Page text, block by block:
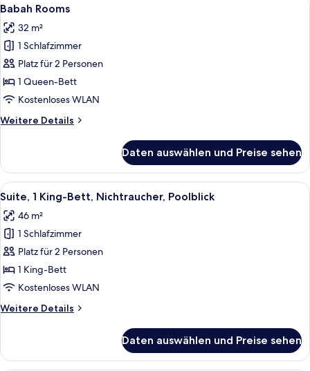
Fotos
für
Babah
Rooms
anzeigen
15
Babah Rooms
32 m²
1 Schlafzimmer
Platz für 2 Personen
1 Queen-Bett
Kostenloses WLAN
Weitere Details
Weitere
Rooms
Daten auswählen und Preise sehen
Alle
Fotos
für
Suite,
1 King-
Bett,
Nichtraucher,
anzeigen
Ein Hotelzimmer mit einem großen,
13
Suite, 1 King-Bett, Nichtraucher, Poolblick
46 m²
1 Schlafzimmer
Platz für 2 Personen
1 King-Bett
Kostenloses WLAN
Weitere Details
Weitere
1 King-
Daten auswählen und Preise sehen